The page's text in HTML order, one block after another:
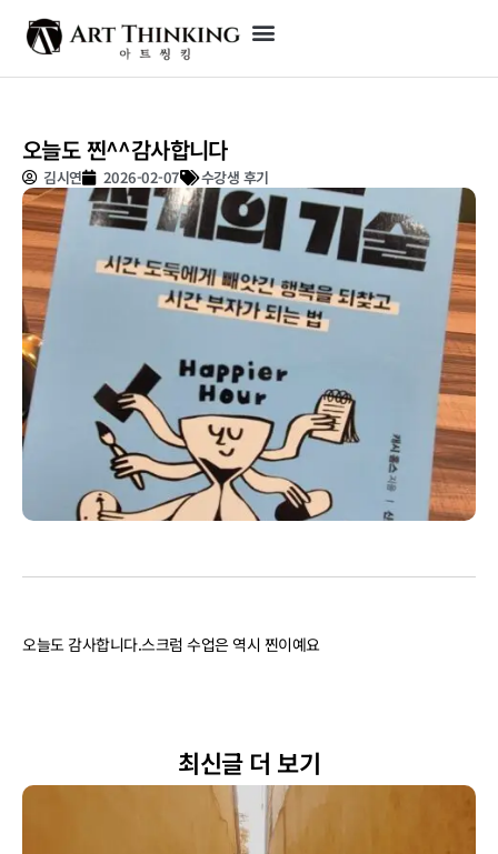
오늘도 찐^^감사합니다
김시연 2026-02-07 수강생 후기
오늘도 감사합니다.스크럼 수업은 역시 찐이예요
최신글 더 보기